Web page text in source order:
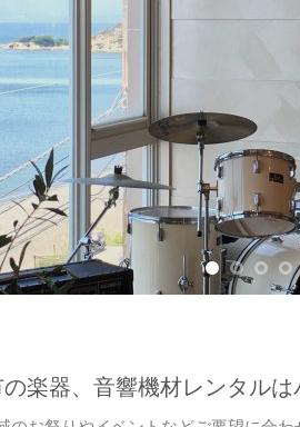
楽器、音響機材レンタルは